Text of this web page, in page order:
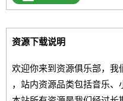
资源下载说明
欢迎你来到资源俱乐部，我
，站内资源品类包括音乐、